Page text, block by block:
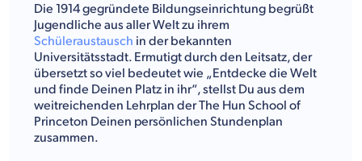
Die 1914 gegründete Bildungseinrichtung begrüßt
Jugendliche aus aller Welt zu ihrem
Schüleraustausch in der bekannten
Universitätsstadt. Ermutigt durch den Leitsatz, der
übersetzt so viel bedeutet wie „Entdecke die Welt
und finde Deinen Platz in ihr“, stellst Du aus dem
weitreichenden Lehrplan der The Hun School of
Princeton Deinen persönlichen Stundenplan
zusammen.